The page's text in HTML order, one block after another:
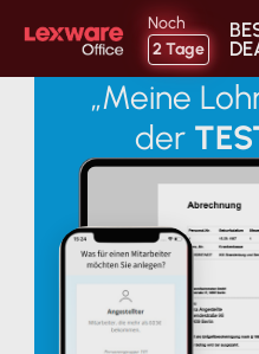
Noch
2Tage
„Meine
der